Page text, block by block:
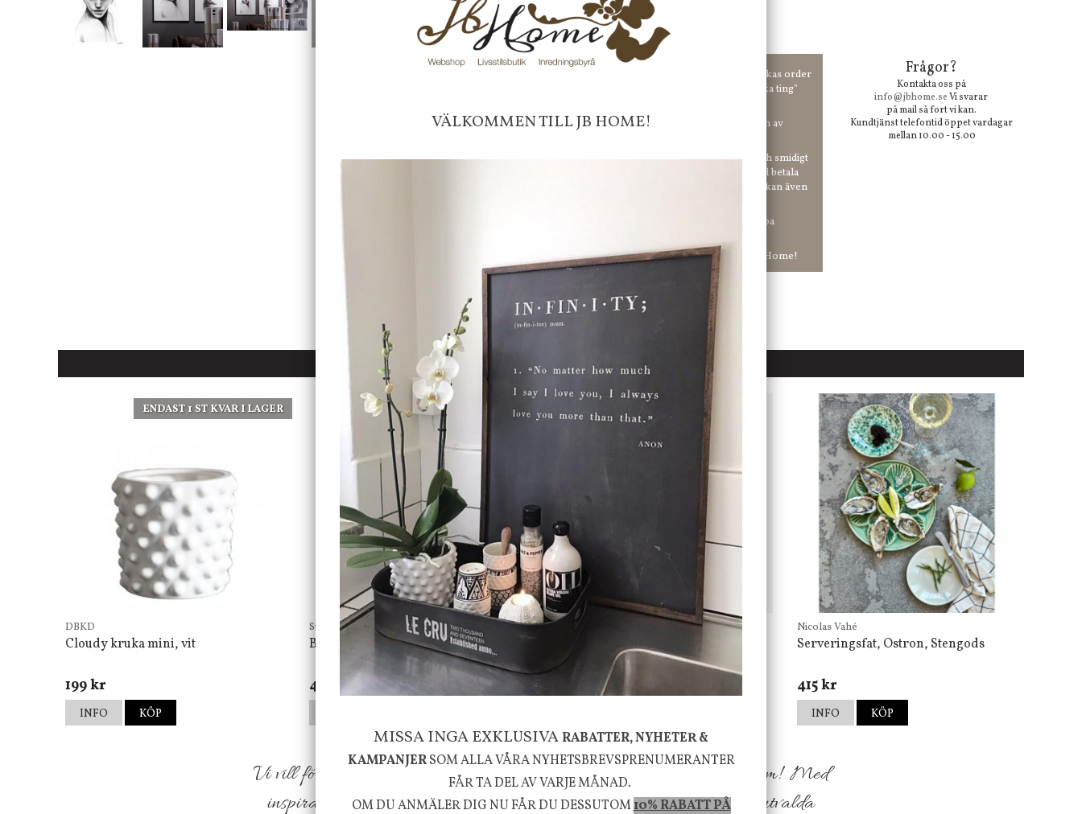
Till butikens startsida »
Sitemap »
Frakt 99 kr, handlar du över 2000 kr skickas order
fraktfritt. 100 kr - 400 kr i frakt för våra "unika ting"
10 % rabatt på din första order vid anmälan av
Faktura 0 kr. Hos oss betalar du enkelt och smidigt
med KLARNA CHECKOUT. Välj själv hur du vill betala
mellan alla Klarnas betalningstjänster. Och du kan även
Nöjda kunder och strävar efter att ha snabba
-ligt Tack för att just Du tittar in hos Jb Home!
Frågor?
Kontakta oss på
info@jbhome.seVi svarar
på mail så fort vi kan.
Kundtjänst telefontid öppet vardagar
mellan 10.00 - 15.00
LÄGG I ÖNSKELISTA
DU KANSKE OCKSÅ ÄR INTRESSERAD AV
ENDAST 1 ST KVAR I LAGER
DBKD
Cloudy kruka mini, vit
199 kr
INFO KÖP
Star Trading
Bordslampa Mushroom vit, Utomhus
499 kr
House Doctor
Skål, Hands marmor
635 kr 795 kr
-20%
Nicolas Vahé
Serveringsfat, Ostron, Stengods
415 kr
INFO KÖP
Vi vill förmedla känsla, upplevelse och välbefinnande för dig och ditt hem! Med
inspiration från naturen och dess färgpalett erbjuder vi omsorgsfullt utvalda
VÄLKOMMEN TILL JB HOME!
MISSA INGA EXKLUSIVARABATTER, NYHETER &
KAMPANJERSOM ALLA VÅRA NYHETSBREVSPRENUMERANTER
FÅR TA DEL AV VARJE MÅNAD.
OM DU ANMÄLER DIG NU FÅR DU DESSUTOM10% RABATT PÅ